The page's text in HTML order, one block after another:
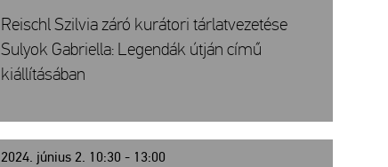
Reischl Szilvia záró kurátori tárlatvezetése
Sulyok Gabriella: Legendák útján című
kiállításában
2024. június 2. 10:30 - 13:00